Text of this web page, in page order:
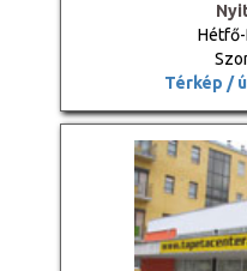
Térkép /